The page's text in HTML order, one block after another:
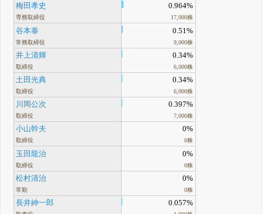
梅田孝史
専務取締役
0.964%
17,000株
谷本泰
常務取締役
0.51%
9,000株
井上清輝
取締役
0.34%
6,000株
土田光典
取締役
0.34%
6,000株
川岡公次
取締役
0.397%
7,000株
小山幹夫
取締役
0%
0株
玉田龍治
取締役
0%
0株
松村清治
常勤
0%
0株
長井紳一郎 0.057%